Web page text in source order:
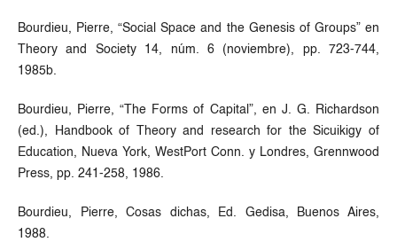
Bourdieu, Pierre, “Social Space and the Genesis of Groups” en
Theory and Society 14, núm. 6 (noviembre), pp. 723-744,
1985b.
Bourdieu, Pierre, “The Forms of Capital”, en J. G. Richardson
(ed.), Handbook of Theory and research for the Sicuikigy of
Education, Nueva York, WestPort Conn. y Londres, Grennwood
Press, pp. 241-258, 1986.
Bourdieu, Pierre, Cosas dichas, Ed. Gedisa, Buenos Aires,
1988.